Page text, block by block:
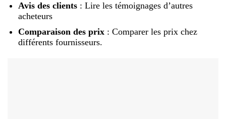
Avis des clients: Lire les témoignages d’autres
acheteurs
Comparaison des prix: Comparer les prix chez
différents fournisseurs.